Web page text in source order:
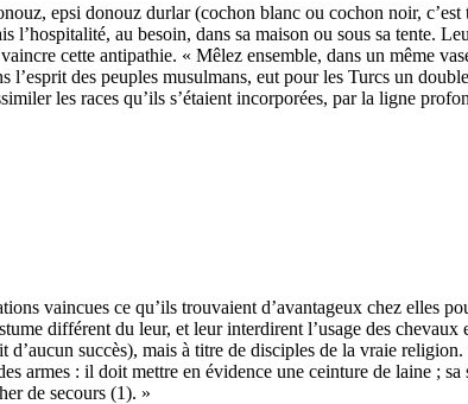
epsi donouz durlar (cochon blanc ou cochon noir,
au besoin, dans sa maison ou sous sa tente.
cette antipathie. « Mêlez ensemble, dans un même
des peuples musulmans, eut pour les Turcs un
les races qu’ils s’étaient incorporées, par la ligne
vaincues ce qu’ils trouvaient d’avantageux chez elles
différent du leur, et leur interdirent l’usage des
succès), mais à titre de disciples de la vraie
armes : il doit mettre en évidence une ceinture de laine ;
de secours (1). »